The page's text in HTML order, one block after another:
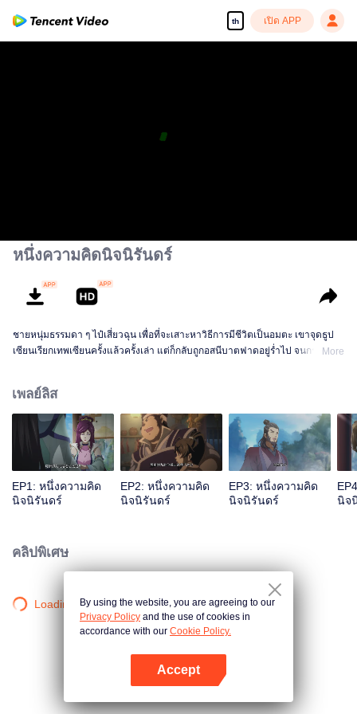
th เปิด APP
หนึ่งความคิดนิจนิรันดร์
ชายหนุ่มธรรมดา ๆ ไป๋เสี่ยวฉุน เพื่อที่จะเสาะหาวิธีการมีชีวิตเป็นอมตะ เขาจุดธูป
เซียนเรียกเทพเซียนครั้งแล้วครั้งเล่า แต่ก็กลับถูกอสนีบาตฟาดอยู่ร่ำไป จนกระทั่งMore
เพลย์ลิส
EP1: หนึ่งความคิด
นิจนิรันดร์
EP2: หนึ่งความคิด
นิจนิรันดร์
EP3: หนึ่งความคิด
นิจนิรันดร์
นิจ
คลิปพิเศษ
Loading…By using the website, you are agreeing to our
Privacy Policy and the use of cookies in
accordance with our Cookie Policy.
Accept